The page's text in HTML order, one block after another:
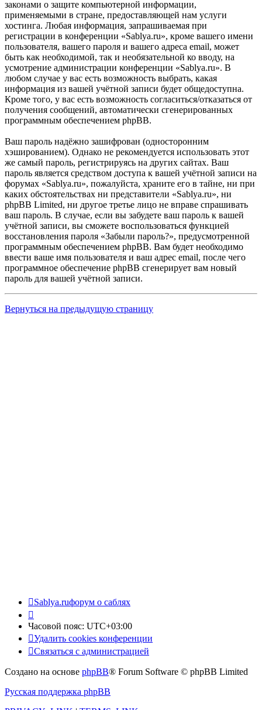
законами о защите компьютерной информации,
применяемыми в стране, предоставляющей нам услуги
хостинга. Любая информация, запрашиваемая при
регистрации в конференции «Sablya.ru», кроме вашего имени
пользователя, вашего пароля и вашего адреса email, может
быть как необходимой, так и необязательной ко вводу, на
усмотрение администрации конференции «Sablya.ru». В
любом случае у вас есть возможность выбрать, какая
информация из вашей учётной записи будет общедоступна.
Кроме того, у вас есть возможность согласиться/отказаться от
получения сообщений, автоматически сгенерированных
программным обеспечением phpBB.
Ваш пароль надёжно зашифрован (односторонним
хэшированием). Однако не рекомендуется использовать этот
же самый пароль, регистрируясь на других сайтах. Ваш
пароль является средством доступа к вашей учётной записи на
форумах «Sablya.ru», пожалуйста, храните его в тайне, ни при
каких обстоятельствах ни представители «Sablya.ru», ни
phpBB Limited, ни другое третье лицо не вправе спрашивать
ваш пароль. В случае, если вы забудете ваш пароль к вашей
учётной записи, вы сможете воспользоваться функцией
восстановления пароля «Забыли пароль?», предусмотренной
программным обеспечением phpBB. Вам будет необходимо
ввести ваше имя пользователя и ваш адрес email, после чего
программное обеспечение phpBB сгенерирует вам новый
пароль для вашей учётной записи.
Вернуться на предыдущую страницу
Sablya.ruфорум о саблях
Часовой пояс: UTC+03:00
Удалить cookies конференции
Связаться с администрацией
Создано на основе phpBB® Forum Software © phpBB Limited
Русская поддержка phpBB